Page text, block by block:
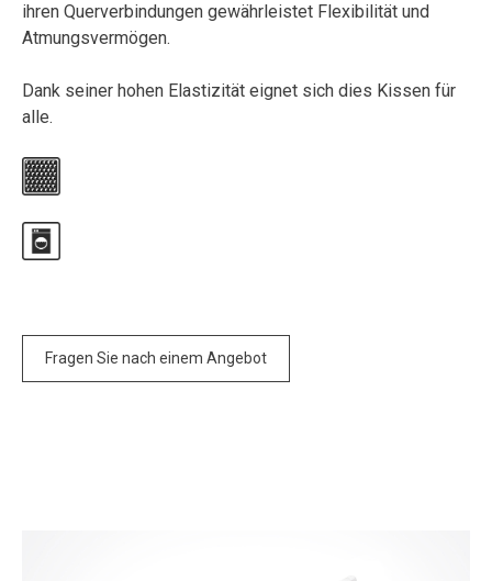
ihren Querverbindungen gewährleistet Flexibilität und
Atmungsvermögen.
Dank seiner hohen Elastizität eignet sich dies Kissen für
alle.
Fragen Sie nach einem Angebot